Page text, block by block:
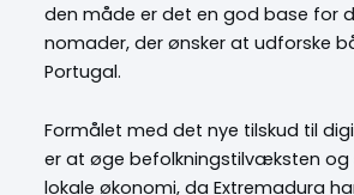
den måde er det en god base for
nomader, der ønsker at udforske
Portugal.
Formålet med det nye tilskud til
er at øge befolkningstilvæksten og
lokale økonomi, da Extremadura